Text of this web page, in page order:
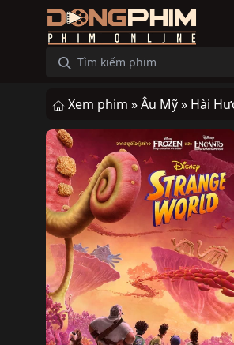
Xem phim »Âu Mỹ » Hài